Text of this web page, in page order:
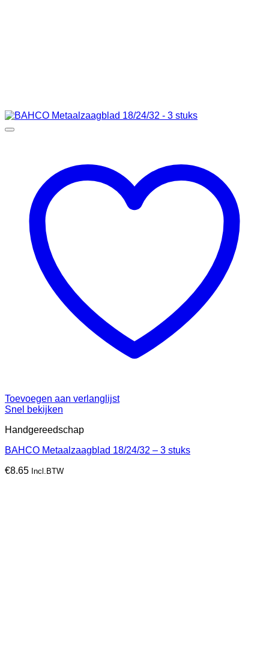
Toevoegen aan verlanglijst
Snel bekijken
Handgereedschap
BAHCO Metaalzaagblad 18/24/32 – 3 stuks
€8.65 Incl.BTW